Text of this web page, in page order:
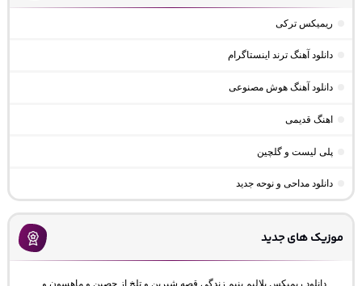
ریمیکس ترکی
دانلود آهنگ ترند اینستاگرام
دانلود آهنگ هوش مصنوعی
اهنگ قدیمی
پلی لیست و گلچین
دانلود مداحی و نوحه جدید
موزیک های جدید